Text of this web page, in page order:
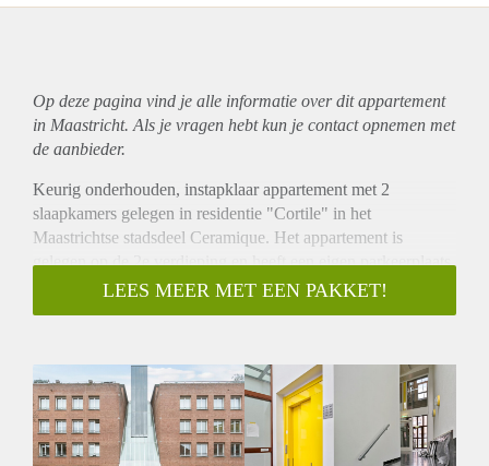
Op deze pagina vind je alle informatie over ditappartement
in Maastricht. Als je vragen hebt kun je contact opnemen met
de aanbieder.
Keurig onderhouden, instapklaar appartement met 2
slaapkamers gelegen in residentie "Cortile" in het
Maastrichtse stadsdeel Ceramique. Het appartement is
gelegen op de 2e verdieping en heeft een eigen parkeerplaats
in de parkeergarage. Het complex ligt op loopafstand van het
centrum van Maastricht en de belangrijke uitvalswegen
Indeling:
Entree met garderobe. Woonkamer van ca. 30m2 en open
keuken van ca. 6 m2 in hoekopstelling v.v. vaatwasser, 4-pits
gaskookplaat, afzuigkap en oven. Vanuit de keuken is er
LEES MEER MET EEN PAKKET!